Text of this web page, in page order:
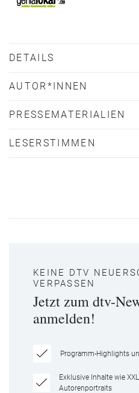
DETAILS
AUTOR*INNEN
PRESSEMATERIALIEN
LESERSTIMMEN
KEINE DTV
VERPASSEN
Jetzt zum dtv-
anmelden!
Programm-Highlights
Exklusive Inhalte wie
Autorenportraits